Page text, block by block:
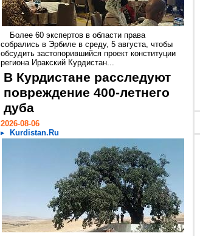
Более 60 экспертов в области права
собрались в Эрбиле в среду, 5 августа, чтобы
обсудить застопорившийся проект конституции
региона Иракский Курдистан...
В Курдистане расследуют
повреждение 400-летнего
дуба
2026-08-06
Kurdistan.Ru